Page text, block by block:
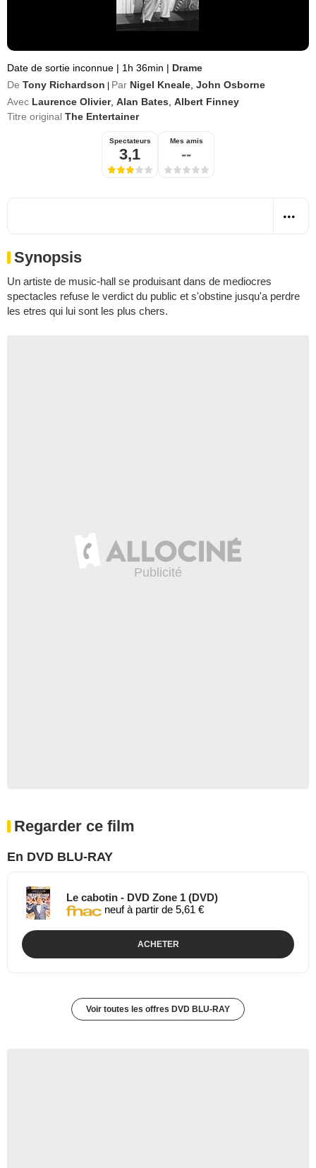
Date de sortie inconnue | 1h 36min | Drame
De Tony Richardson Par Nigel Kneale John Osborne
Avec Laurence Olivier, Alan Bates Albert Finney
Titre original The Entertainer
Spectateurs
3,1
Mes amis
--
Synopsis
Un artiste de music-hall se produisant dans de mediocres
spectacles refuse le verdict du public et s'obstine jusqu'a perdre
les etres qui lui sont les plus chers.
Regarder ce film
En DVD BLU-RAY
Le cabotin - DVD Zone 1 (DVD)
neuf à partir de 5,61 €
ACHETER
Voir toutes les offres DVD BLU-RAY